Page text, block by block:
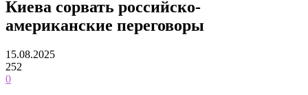
Киева сорвать российско-
американские переговоры
15.08.2025
252
0